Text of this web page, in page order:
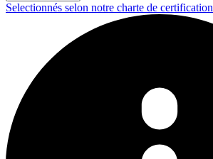
Selectionnés selon notre charte de certification